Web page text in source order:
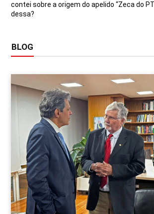
contei sobre a origem do apelido “Zeca do
dessa?
BLOG